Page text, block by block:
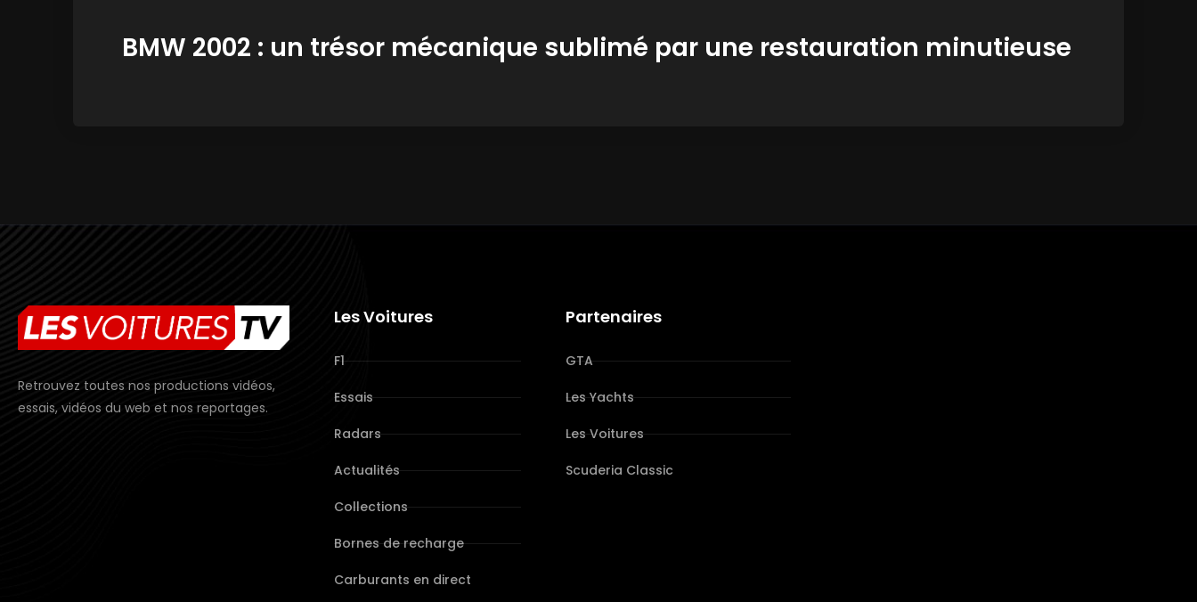
BMW 2002 : un trésor mécanique sublimé par une restauration minutieuse
Retrouvez toutes nos productions vidéos,
essais, vidéos du web et nos reportages.
Les Voitures
F1
Essais
Radars
Actualités
Collections
Bornes de recharge
Carburants en direct
Partenaires
GTA
Les Yachts
Les Voitures
Scuderia Classic